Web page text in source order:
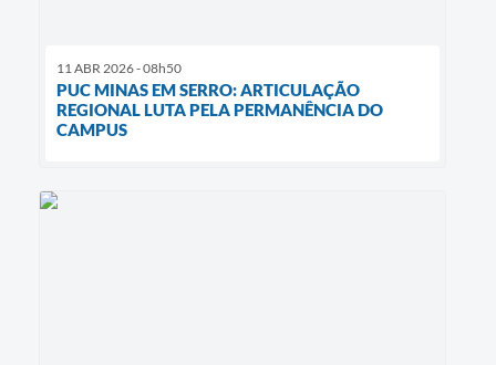
11 ABR 2026 - 08h50
​PUC MINAS EM SERRO: ARTICULAÇÃO
REGIONAL LUTA PELA PERMANÊNCIA DO
CAMPUS